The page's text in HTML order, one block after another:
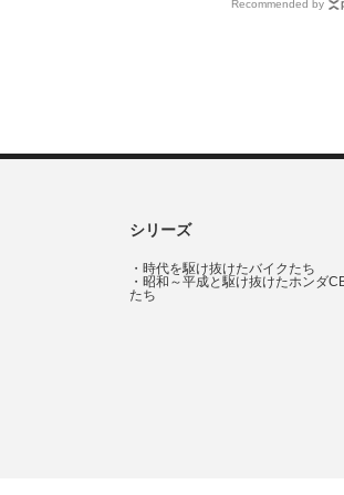
Recommended by
シリーズ
・ 時代を駆け抜けたバイクたち
・ 昭和～平成と駆け抜けたホンダ
たち